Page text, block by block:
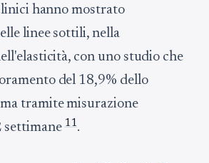
hanno mostrato
linee sottili, nella
con uno studio che
del 18,9% dello
tramite misurazione
settimane11.